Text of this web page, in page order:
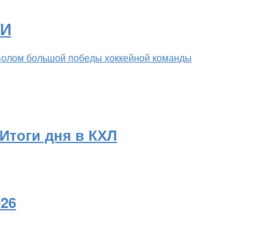
большой победы хоккейной команды
дня в КХЛ